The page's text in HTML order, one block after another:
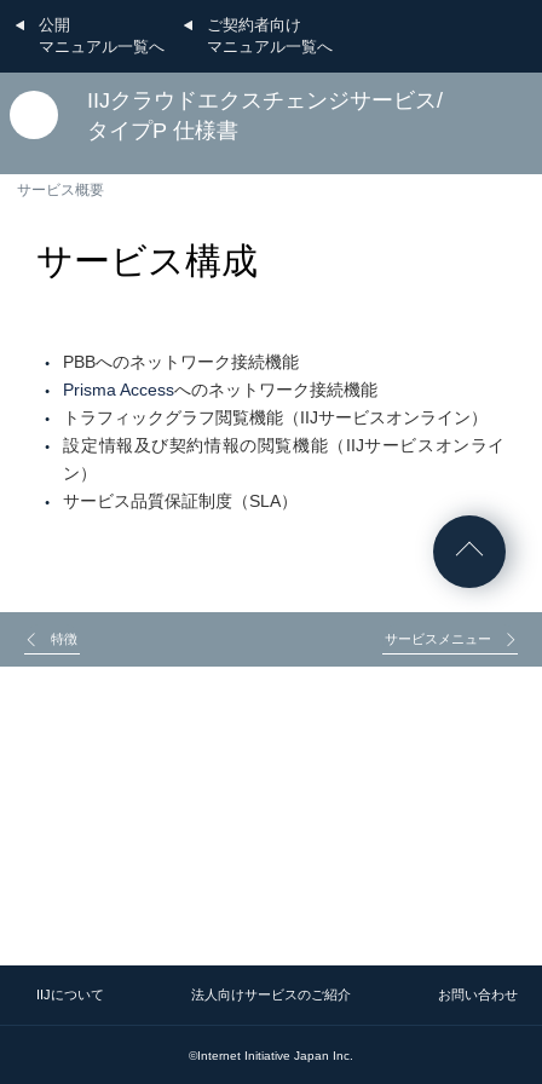
公開
マニュアル一覧へ
ご契約者向け
マニュアル一覧へ
IIJクラウドエクスチェンジサービス/
タイプP 仕様書
サービス概要
サービス構成
PBBへのネットワーク接続機能
Prisma Accessへのネットワーク接続機能
トラフィックグラフ閲覧機能（IIJサービスオンライン）
設定情報及び契約情報の閲覧機能（IIJサービスオンライ
ン）
サービス品質保証制度（SLA）
特徴 サービスメニュー
IIJについて 法人向けサービスのご紹介 お問い合わせ
©Internet Initiative Japan Inc.